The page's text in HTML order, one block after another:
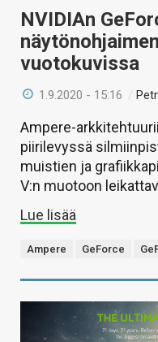
NVIDIAn
vuotokuvissa
1.9.2020 - 15:16 /
Ampere-
piirilevyssä
muistien ja
V:n muotoon
Lue lisää
Ampere GeForce